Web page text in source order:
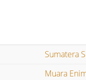
Sumatera
Muara